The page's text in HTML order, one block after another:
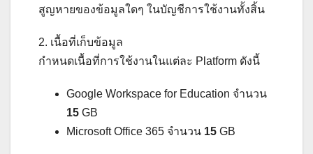
สูญหายของข้อมูลใดๆ ในบัญชีการใช้งานทั้งสิ้น
2. เนื้อที่เก็บข้อมูล
กำหนดเนื้อที่การใช้งานในแต่ละ Platform ดังนี้
Google Workspace for Education จำนวน
15 GB
Microsoft Office 365 จำนวน 15 GB